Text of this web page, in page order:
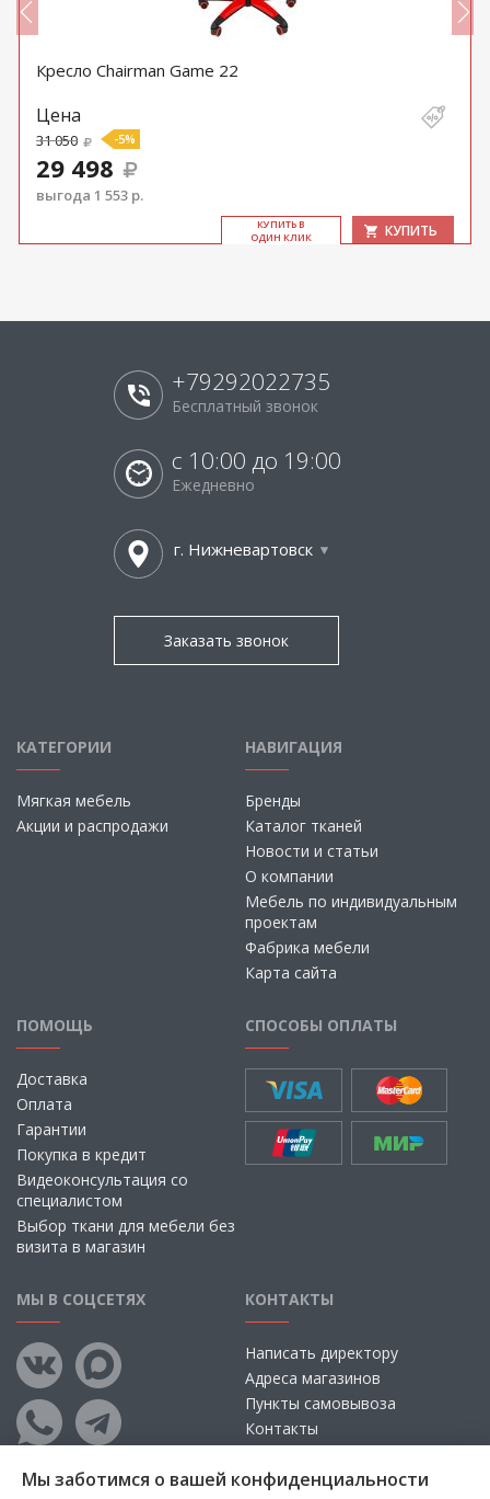
Кресло Chairman Game 22
Цена
31 050 -5%
29 498
выгода 1 553 р.
КУ­ПИТЬ В
ОДИН КЛИК
КУПИТЬ
+79292022735
Бесплатный звонок
с 10:00 до 19:00
Ежедневно
г. Нижневартовск
Заказать звонок
КАТЕГОРИИ
Мягкая мебель
Акции и распродажи
НАВИГАЦИЯ
Бренды
Каталог тканей
Новости и статьи
О компании
Мебель по индивидуальным
проектам
Фабрика мебели
Карта сайта
ПОМОЩЬ
Доставка
Оплата
Гарантии
Покупка в кредит
Видеоконсультация со
специалистом
Выбор ткани для мебели без
визита в магазин
СПОСОБЫ ОПЛАТЫ
МЫ В СОЦСЕТЯХ КОНТАКТЫ
Написать директору
Адреса магазинов
Пункты самовывоза
Контакты
Мы заботимся о вашей конфиденциальности